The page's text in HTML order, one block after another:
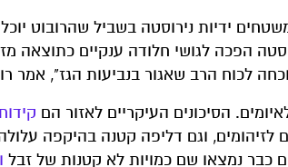
ידיות נירוסטה בשביל שהרובוט
הפכה לגושי חלודה ענקיים כתוצאה
לכוח הרב שאגור בנביעות הגז", אמר
הסיכונים העיקריים לאזור הם
לזיהומים, וגם דליפה קטנה בהיקפה
כבר נמצאו שם כמויות לא קטנות של זבל